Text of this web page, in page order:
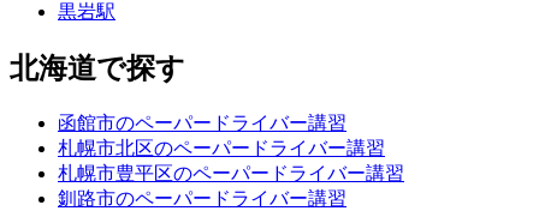
黒岩駅
北海道で探す
函館市のペーパードライバー講習
札幌市北区のペーパードライバー講習
札幌市豊平区のペーパードライバー講習
釧路市のペーパードライバー講習